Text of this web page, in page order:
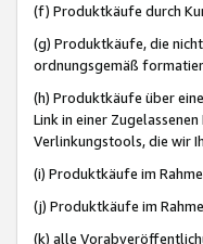
(f) Produktkäufe durch
(g) Produktkäufe, die
ordnungsgemäß
(h) Produktkäufe über
Link in einer
Verlinkungstools, die wir
(i) Produktkäufe im
(j) Produktkäufe im
(k) alle